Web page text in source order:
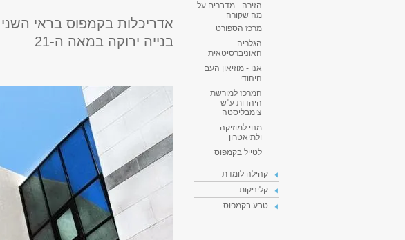
הזירה - מדברים על
מה שקורה
מרכז הספורט
הגלריה
האוניברסיטאית
אנו - מוזיאון העם
היהודי
המרכז למורשת
היהדות ע"ש
צימבליסטה
מנוי למוזיקה
ולתיאטרון
לטייל בקמפוס
קהילה לומדת
קליניקות
טבע בקמפוס
אדריכלות בקמפוס בראי
בנייה ירוקה במאה ה-21